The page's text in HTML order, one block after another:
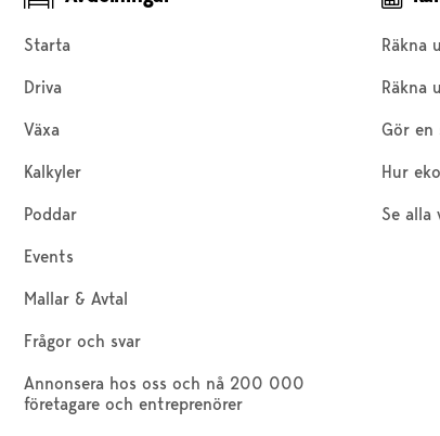
Starta
Driva
Växa
Kalkyler
Poddar
Events
Mallar & Avtal
Frågor och svar
Annonsera hos oss och nå 200 000
företagare och entreprenörer
Räkna
Räkna
Gör en
Hur
Se alla